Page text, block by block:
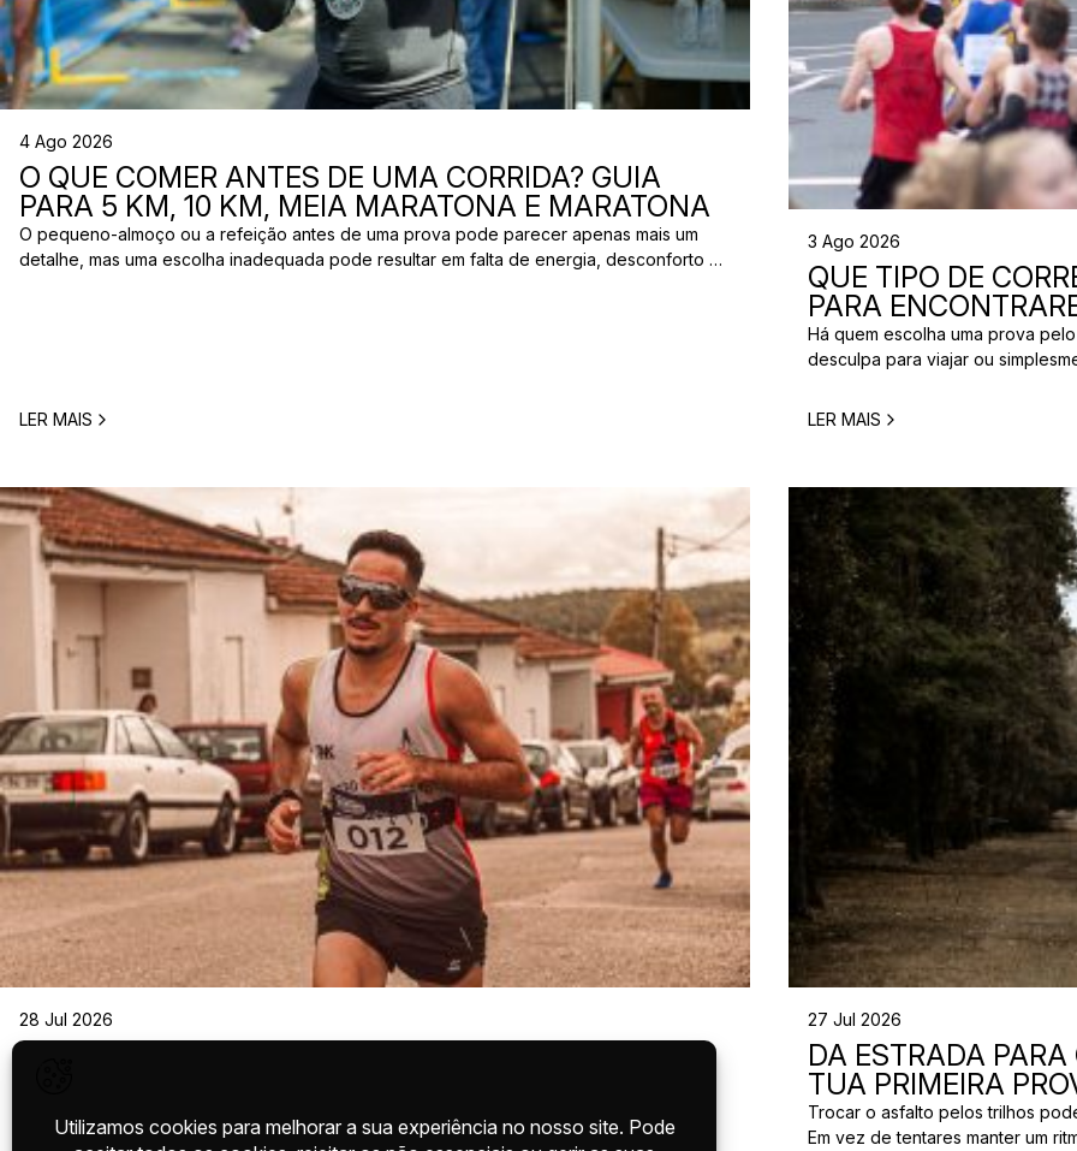
4 Ago 2026
O QUE COMER ANTES DE UMA CORRIDA? GUIA
PARA 5 KM, 10 KM, MEIA MARATONA E MARATONA
O pequeno-almoço ou a refeição antes de uma prova pode parecer apenas mais um
detalhe, mas uma escolha inadequada pode resultar em falta de energia, desconforto no
LER MAIS
3 Ago 2026
QUE TIPO DE
PARA
Há quem escolha uma prova
desculpa para viajar ou
perfeita para um corredor pode
LER MAIS
28 Jul 2026
SEMANAS
A meia maratona é um dos objetivos mais populares entre corredores. Os seus 21,1 km
27 Jul 2026
DA ESTRADA
TUA PRIMEIRA
Trocar o asfalto pelos trilhos
Em vez de tentares manter um